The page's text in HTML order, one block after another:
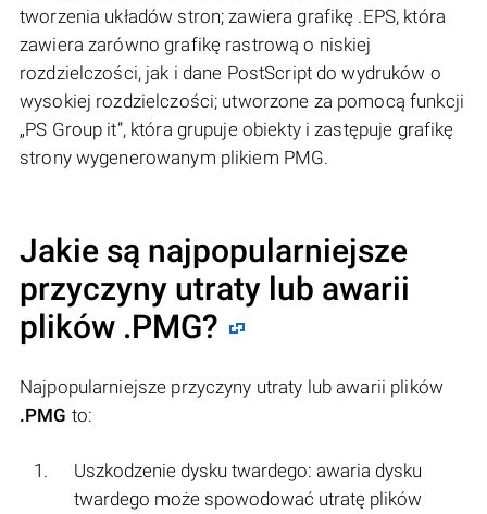
tworzenia układów stron; zawiera grafikę .EPS, która
zawiera zarówno grafikę rastrową o niskiej
rozdzielczości, jak i dane PostScript do wydruków o
wysokiej rozdzielczości; utworzone za pomocą funkcji
„PS Group it”, która grupuje obiekty i zastępuje grafikę
strony wygenerowanym plikiem PMG.
Jakie są najpopularniejsze
przyczyny utraty lub awarii
plików .PMG?
Najpopularniejsze przyczyny utraty lub awarii plików
.PMG to:
Uszkodzenie dysku twardego: awaria dysku
twardego może spowodować utratę plików